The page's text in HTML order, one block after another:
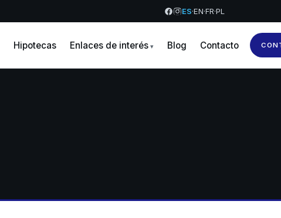
ES·EN·FR·PL
Hipotecas Enlaces de interés Blog Contacto